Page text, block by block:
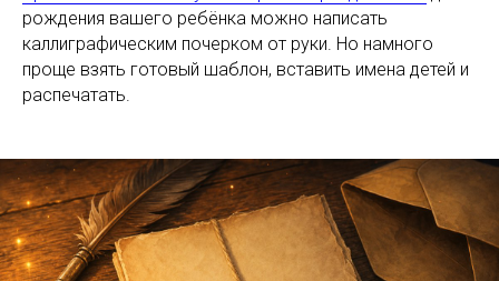
рождения вашего ребёнка можно написать
каллиграфическим почерком от руки. Но намного
проще взять готовый шаблон, вставить имена детей и
распечатать.